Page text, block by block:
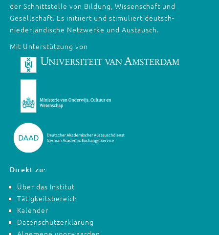
der Schnittstelle von Bildung, Wissenschaft und
Gesellschaft. Es initiiert und stimuliert deutsch-
niederländische Netzwerke und Austausch.
Mit Unterstützung von
Direkt zu:
Über das Institut
Tätigkeitsbereich
Kalender
Datenschutzerklärung